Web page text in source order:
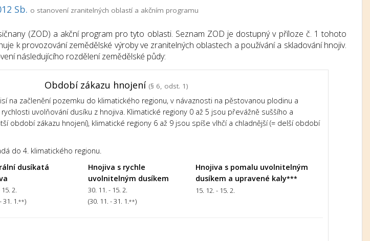
Sb. o stanovení zranitelných oblastí a akčním programu
(ZOD) a akční program pro tyto oblasti. Seznam ZOD je dostupný v příloze č. 1 tohoto
k provozování zemědělské výroby ve zranitelných oblastech a používání a skladování hnojiv.
následujícího rozdělení zemědělské půdy:
Období zákazu hnojení (§ 6, odst. 1)
na začlenění pozemku do klimatického regionu, v návaznosti na pěstovanou plodinu a
uvolňování dusíku z hnojiva. Klimatické regiony 0 až 5 jsou převážně suššího a
období zákazu hnojení), klimatické regiony 6 až 9 jsou spíše vlhčí a chladnější (= delší období
do 4. klimatického regionu.
dusíkatá
15. 2.
31. 1.**)
Hnojiva s rychle
uvolnitelným dusíkem
30. 11. - 15. 2.
(30. 11. - 31. 1.**)
Hnojiva s pomalu uvolnitelným
dusíkem a upravené kaly***
15. 12. - 15. 2.